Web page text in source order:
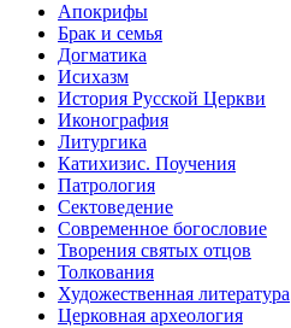
Апокрифы
Брак и семья
Догматика
Исихазм
История Русской Церкви
Иконография
Литургика
Катихизис. Поучения
Патрология
Сектоведение
Современное богословие
Творения святых отцов
Толкования
Художественная литература
Церковная археология